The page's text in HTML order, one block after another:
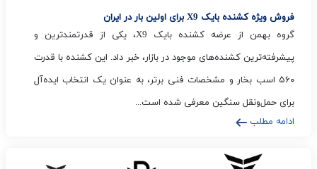
فروش ویژه کشنده بایک X9 برای اولین بار در ایران
گروه بهمن از عرضه کشنده بایک X9، یکی از قدرتمندترین و
پیشرفته‌ترین کشنده‌های موجود در بازار، خبر داد. این کشنده با قدرت
۵۶۰ اسب بخار و مشخصات فنی برتر، به عنوان یک انتخاب ایده‌آل
برای حمل‌ونقل سنگین معرفی شده است...
ادامه مطلب